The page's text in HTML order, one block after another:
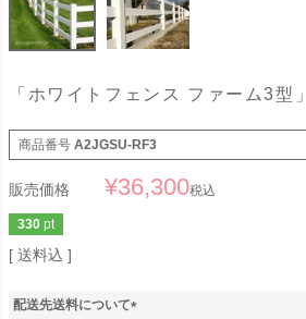
「ホワイトフェンス ファーム3型」
商品番号 A2JGSU-RF3
販売価格 ¥36,300税込
330 pt
送料込
配送先送料について